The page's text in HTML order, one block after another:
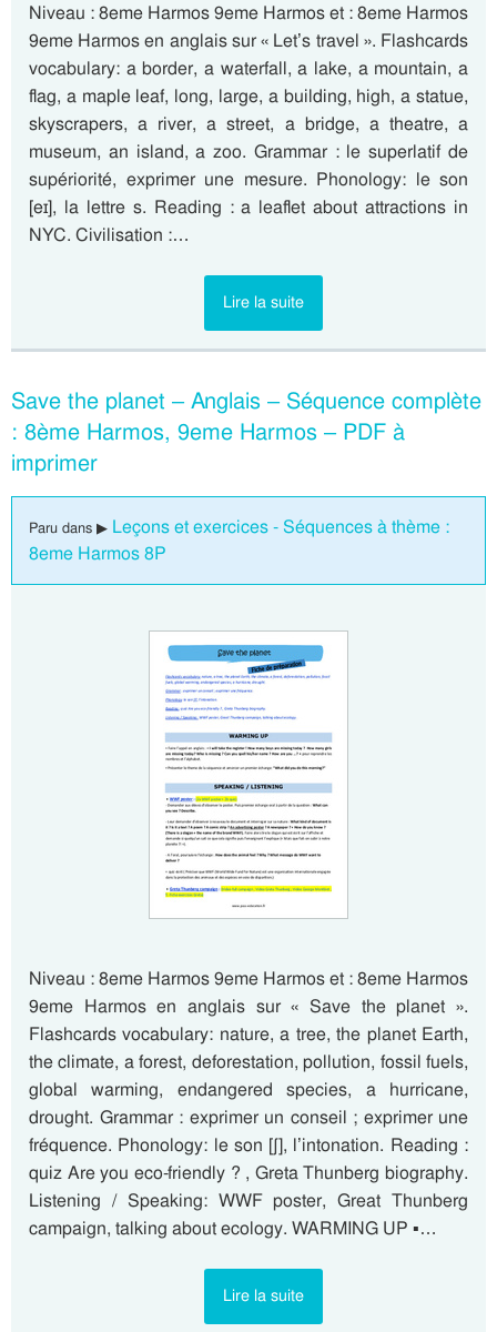
Niveau : 8eme Harmos 9eme Harmos et : 8eme Harmos
9eme Harmos en anglais sur « Let’s travel ». Flashcards
vocabulary: a border, a waterfall, a lake, a mountain, a
flag, a maple leaf, long, large, a building, high, a statue,
skyscrapers, a river, a street, a bridge, a theatre, a
museum, an island, a zoo. Grammar : le superlatif de
supériorité, exprimer une mesure. Phonology: le son
[eɪ], la lettre s. Reading : a leaflet about attractions in
NYC. Civilisation :…
Lire la suite
Save the planet – Anglais – Séquence complète
: 8ème Harmos, 9eme Harmos – PDF à
imprimer
Paru dans ▶ Leçons et exercices - Séquences à thème :
8eme Harmos 8P
Niveau : 8eme Harmos 9eme Harmos et : 8eme Harmos
9eme Harmos en anglais sur « Save the planet ».
Flashcards vocabulary: nature, a tree, the planet Earth,
the climate, a forest, deforestation, pollution, fossil fuels,
global warming, endangered species, a hurricane,
drought. Grammar : exprimer un conseil ; exprimer une
fréquence. Phonology: le son [ʃ], l’intonation. Reading :
quiz Are you eco-friendly ? , Greta Thunberg biography.
Listening / Speaking: WWF poster, Great Thunberg
campaign, talking about ecology. WARMING UP ▪…
Lire la suite